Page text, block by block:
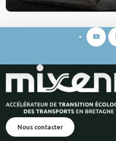
Nous contacter